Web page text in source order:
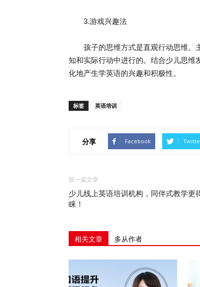
3.游戏兴趣法
孩子的思维方式是直观行动思维。
知和实际行动中进行的。结合少儿思维
化地产生学英语的兴趣和积极性。
标签 英语培训
分享 Facebook
前一篇文章
少儿线上英语培训机构，同伴式教学更
睐！
相关文章 多从作者